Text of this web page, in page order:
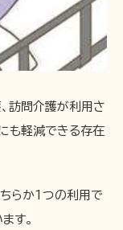
訪問介護が利用さ
も軽減できる存在
らか1つの利用で
す。